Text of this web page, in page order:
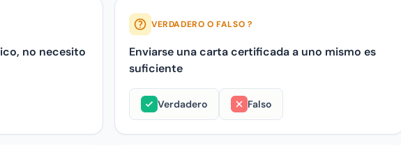
no necesito
VERDADERO O FALSO ?
Enviarse una carta certificada a uno mismo es
suficiente
Verdadero Falso